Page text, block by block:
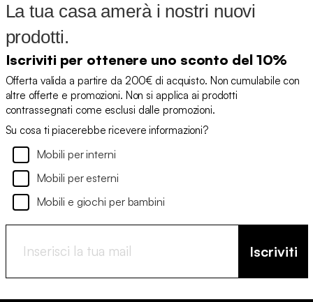
La tua casa amerà i nostri nuovi
prodotti.
Iscriviti per ottenere uno sconto del 10%
Offerta valida a partire da 200€ di acquisto. Non cumulabile con
altre offerte e promozioni. Non si applica ai prodotti
contrassegnati come esclusi dalle promozioni.
Su cosa ti piacerebbe ricevere informazioni?
Mobili per interni
Mobili per esterni
Mobili e giochi per bambini
Iscriviti